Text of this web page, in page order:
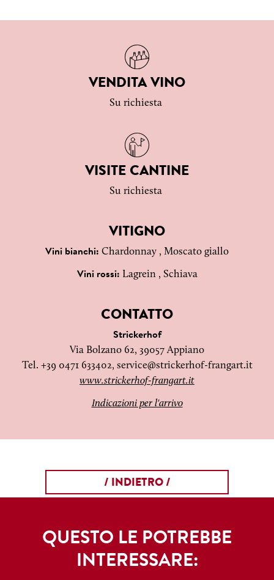
VENDITA VINO
Su richiesta
VISITE CANTINE
Su richiesta
VITIGNO
Vini bianchi: Chardonnay , Moscato giallo
Vini rossi: Lagrein , Schiava
CONTATTO
Strickerhof
Via Bolzano 62, 39057 Appiano
Tel. +39 0471 633402, service@strickerhof-frangart.it
www.strickerhof-frangart.it
Indicazioni per l'arrivo
/ INDIETRO /
QUESTO LE POTREBBE
INTERESSARE: